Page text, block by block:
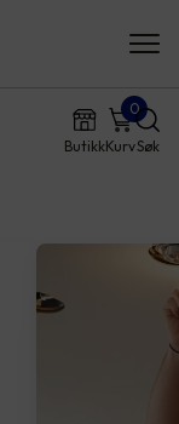
ButikkKurv
0
Søk